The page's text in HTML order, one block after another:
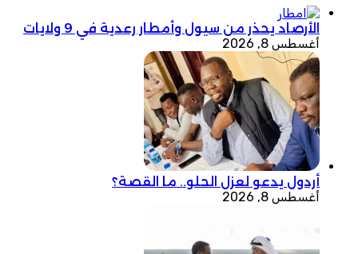
الأرصاد يحذر من سيول وأمطار رعدية في 9 ولايات
أغسطس 8, 2026
أردول يدعو لعزل الحلو.. ما القصة؟
أغسطس 8, 2026